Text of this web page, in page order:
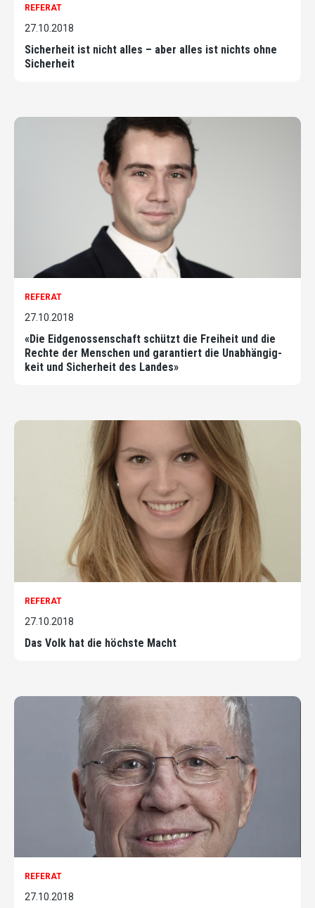
REFERAT
27.10.2018
Sicherheit ist nicht alles – aber alles ist nichts ohne
Sicherheit
REFERAT
27.10.2018
«Die Eidgenossenschaft schützt die Freiheit und die
Rechte der Menschen und garantiert die Unabhängig-
keit und Sicherheit des Landes»
REFERAT
27.10.2018
Das Volk hat die höchste Macht
REFERAT
27.10.2018